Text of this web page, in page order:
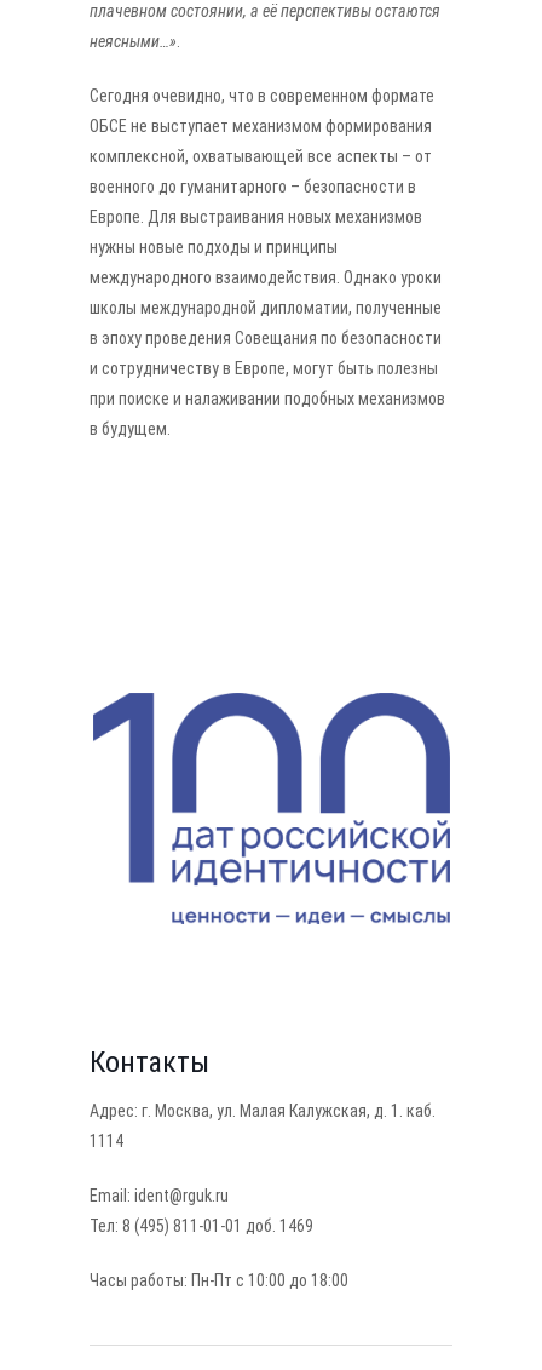
плачевном состоянии, а её перспективы остаются
неясными…»
Сегодня очевидно, что в современном формате
ОБСЕ не выступает механизмом формирования
комплексной, охватывающей все аспекты – от
военного до гуманитарного – безопасности в
Европе. Для выстраивания новых механизмов
нужны новые подходы и принципы
международного взаимодействия. Однако уроки
школы международной дипломатии, полученные
в эпоху проведения Совещания по безопасности
и сотрудничеству в Европе, могут быть полезны
при поиске и налаживании подобных механизмов
в будущем.
Контакты
Адрес: г. Москва, ул. Малая Калужская, д. 1. каб.
1114
Email: ident@rguk.ru
Тел: 8 (495) 811-01-01 доб. 1469
Часы работы: Пн-Пт с 10:00 до 18:00